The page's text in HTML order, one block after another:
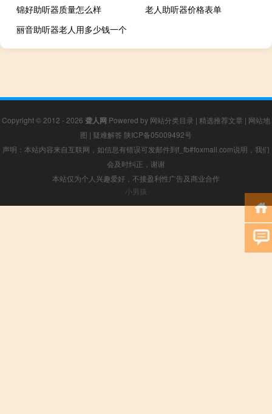
锦好助听器质量怎么样
老人助听器价格表单
丽音助听器老人用多少钱一个
Copyright © 2012 - 2026 聋人网 Powered by 网站分类目录 | 精选推荐文章 | 网站地
图 | 疑难解答 陕ICP备05009492号
声明：本站内容来自互联网，如信息有错误可发邮件到f_fb#foxmail.com说明，我们
会及时纠正，谢谢
本站仅为个人兴趣爱好，不接盈利性广告及商业合作
小男孩